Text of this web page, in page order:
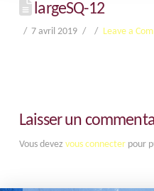
largeSQ-12
7 avril 2019 Leave a
Laisser un
Vous devez vous connecterpour